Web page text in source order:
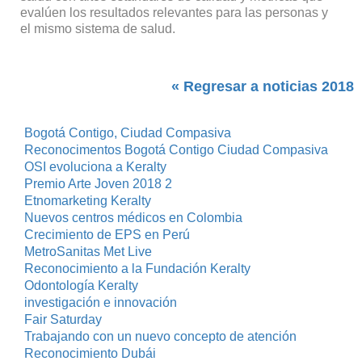
evalúen los resultados relevantes para las personas y
el mismo sistema de salud.
« Regresar a noticias 2018
Bogotá Contigo, Ciudad Compasiva
Reconocimentos Bogotá Contigo Ciudad Compasiva
OSI evoluciona a Keralty
Premio Arte Joven 2018 2
Etnomarketing Keralty
Nuevos centros médicos en Colombia
Crecimiento de EPS en Perú
MetroSanitas Met Live
Reconocimiento a la Fundación Keralty
Odontología Keralty
investigación e innovación
Fair Saturday
Trabajando con un nuevo concepto de atención
Reconocimiento Dubái